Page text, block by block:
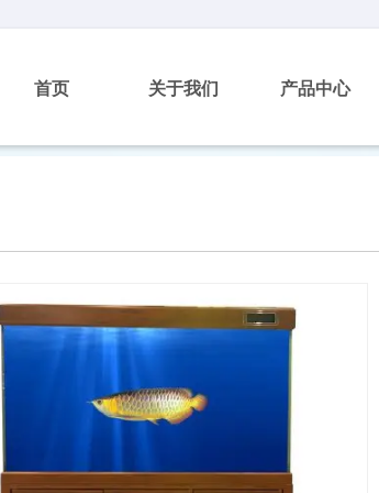
首页 关于我们 产品中心